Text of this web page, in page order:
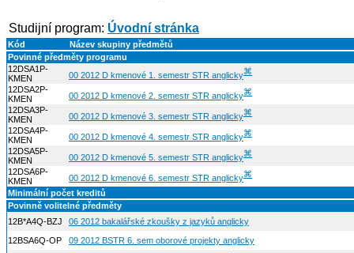
Studijní program: Úvodní stránka
Kód
Název skupiny předmětů
Povinné předměty programu
12DSA1P-
KMEN
00 2012 D kmenové 1. semestr STR anglicky⌘
12DSA2P-
KMEN
00 2012 D kmenové 2. semestr STR anglicky⌘
12DSA3P-
KMEN
00 2012 D kmenové 3. semestr STR anglicky⌘
12DSA4P-
KMEN
00 2012 D kmenové 4. semestr STR anglicky⌘
12DSA5P-
KMEN
00 2012 D kmenové 5. semestr STR anglicky⌘
12DSA6P-
KMEN
00 2012 D kmenové 6. semestr STR anglicky⌘
Minimální počet kreditů
Povinně volitelné předměty
12B*A4Q-BZJ
06 2012 bakalářské zkoušky z jazyků anglicky
12BSA6Q-OP
09 2012 BSTR 6. sem oborové projekty anglicky